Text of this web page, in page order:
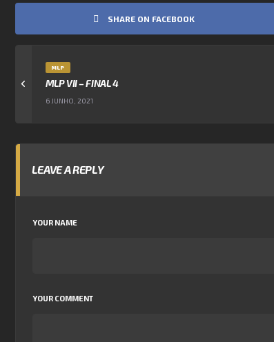
SHARE ON FACEBOOK
MLP
MLP VII – FINAL 4
6 JUNHO, 2021
LEAVE A REPLY
YOUR NAME
YOUR COMMENT